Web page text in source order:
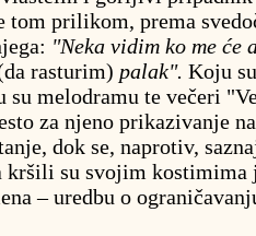
tom prilikom, prema
"Neka vidim ko me će
rasturim) palak". Koju
su melodramu te večeri
za njeno prikazivanje
dok se, naprotiv,
kršili su svojim kostimima
– uredbu o